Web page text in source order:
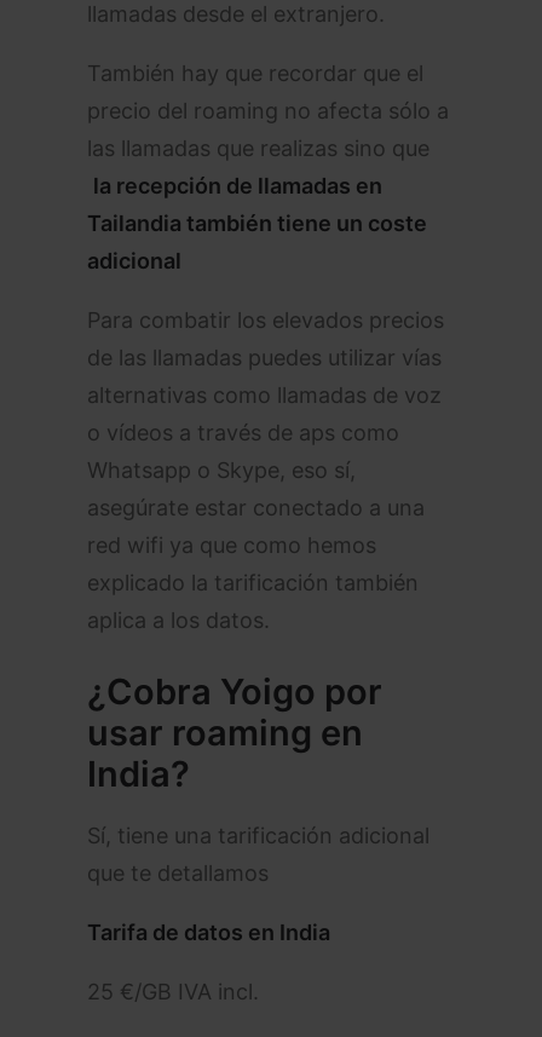
llamadas desde el extranjero.
También hay que recordar que el
precio del roaming no afecta sólo a
las llamadas que realizas sino que
la recepción de llamadas en
Tailandia también tiene un coste
adicional
Para combatir los elevados precios
de las llamadas puedes utilizar vías
alternativas como llamadas de voz
o vídeos a través de aps como
Whatsapp o Skype, eso sí,
asegúrate estar conectado a una
red wifi ya que como hemos
explicado la tarificación también
aplica a los datos.
¿Cobra Yoigo por
usar roaming en
India?
Sí, tiene una tarificación adicional
que te detallamos
Tarifa de datos en India
25 €/GB IVA incl.